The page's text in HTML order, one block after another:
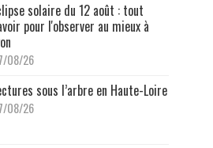
solaire du 12 août : tout
pour l'observer au mieux à
08/26
sous l’arbre en Haute-Loire
08/26